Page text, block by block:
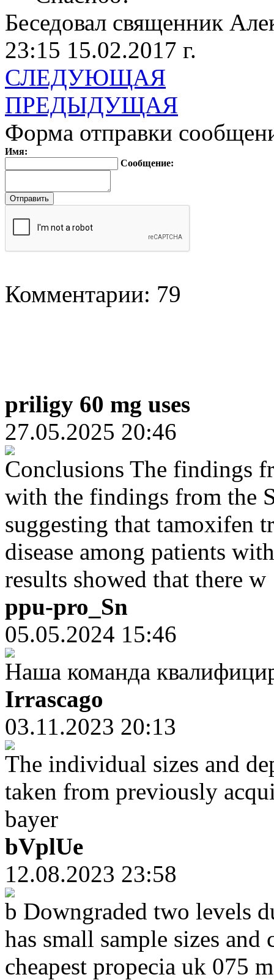
Беседовал священник
23:15 15.02.2017 г.
СЛЕДУЮЩАЯ
ПРЕДЫДУЩАЯ
Форма отправки
Имя:
Сообщение:
Комментарии: 79
priligy 60 mg uses
27.05.2025 20:46
Conclusions The findings
with the findings from the
suggesting that tamoxifen
disease among patients
results showed that there w
ppu-pro_Sn
05.05.2024 15:46
Наша команда
Irrascago
03.11.2023 20:13
The individual sizes and
taken from previously
bayer
bVplUe
12.08.2023 23:58
b Downgraded two levels
has small sample sizes
cheapest propecia uk 075